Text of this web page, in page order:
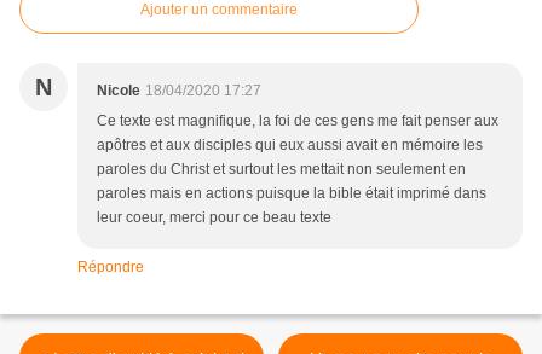
Ajouter un commentaire
N Nicole 18/04/2020 17:27
Ce texte est magnifique, la foi de ces gens me fait penser aux
apôtres et aux disciples qui eux aussi avait en mémoire les
paroles du Christ et surtout les mettait non seulement en
paroles mais en actions puisque la bible était imprimé dans
leur coeur, merci pour ce beau texte
Répondre